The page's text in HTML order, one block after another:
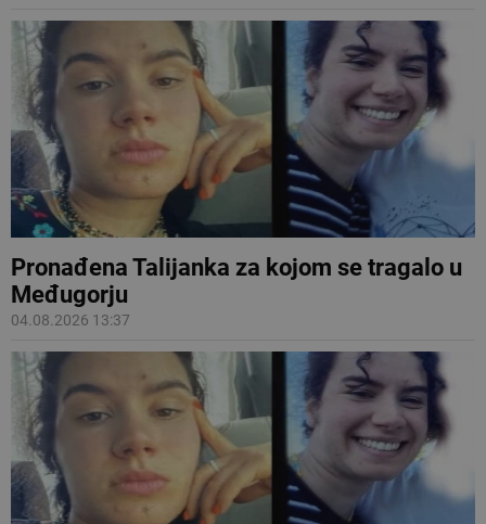
Pronađena Talijanka za kojom se tragalo u
Međugorju
04.08.2026 13:37